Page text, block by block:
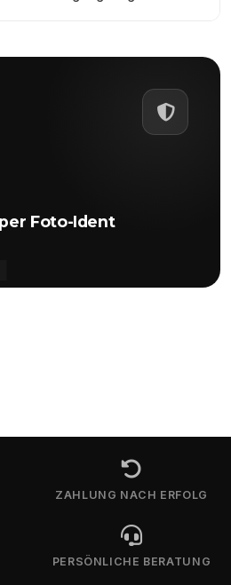
Foto-Ident
ZAHLUNG NACH ERFOLG
PERSÖNLICHE BERATUNG